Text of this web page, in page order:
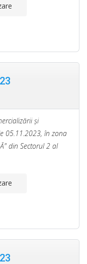
şi
05.11.2023, în zona
din Sectorul 2 al